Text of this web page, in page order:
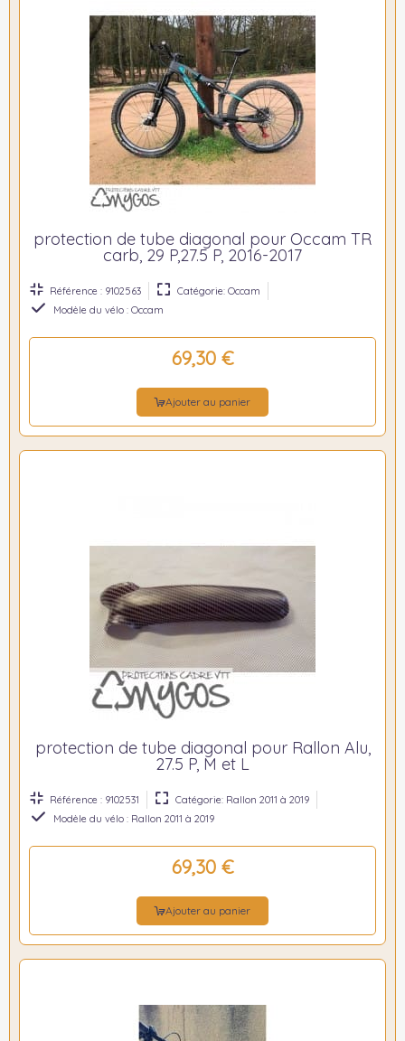
protection de tube diagonal pour Occam TR
carb, 29 P,27.5 P, 2016-2017
Référence : 9102563
Catégorie: Occam
Modèle du vélo : Occam
69,30 €
Ajouter au panier
protection de tube diagonal pour Rallon Alu,
27.5 P, M et L
Référence : 9102531
Catégorie: Rallon 2011 à 2019
Modèle du vélo : Rallon 2011 à 2019
69,30 €
Ajouter au panier